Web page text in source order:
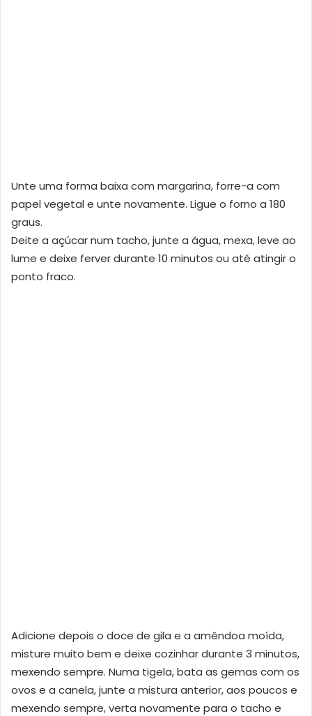
Unte uma forma baixa com margarina, forre-a com
papel vegetal e unte novamente. Ligue o forno a 180
graus.
Deite a açúcar num tacho, junte a água, mexa, leve ao
lume e deixe ferver durante 10 minutos ou até atingir o
ponto fraco.
Adicione depois o doce de gila e a amêndoa moída,
misture muito bem e deixe cozinhar durante 3 minutos,
mexendo sempre. Numa tigela, bata as gemas com os
ovos e a canela, junte a mistura anterior, aos poucos e
mexendo sempre, verta novamente para o tacho e